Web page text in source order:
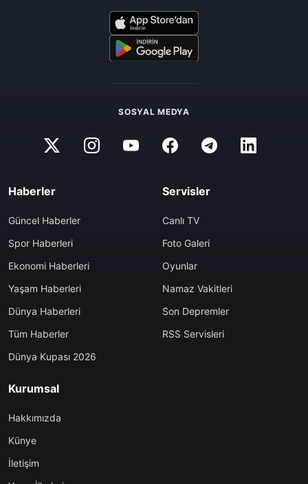
SOSYAL MEDYA
Haberler
Güncel Haberler
Spor Haberleri
Ekonomi Haberleri
Yaşam Haberleri
Dünya Haberleri
Tüm Haberler
Dünya Kupası 2026
Servisler
Canlı TV
Foto Galeri
Oyunlar
Namaz Vakitleri
Son Depremler
RSS Servisleri
Kurumsal
Hakkımızda
Künye
İletişim